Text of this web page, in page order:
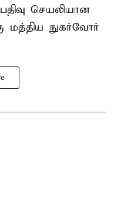
செயலியான
மத்திய நுகர்வோர்